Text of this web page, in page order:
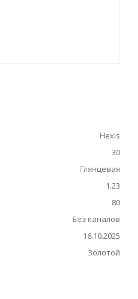
Hexis
30
Глянцевая
1.23
80
Без каналов
16.10.2025
Золотой